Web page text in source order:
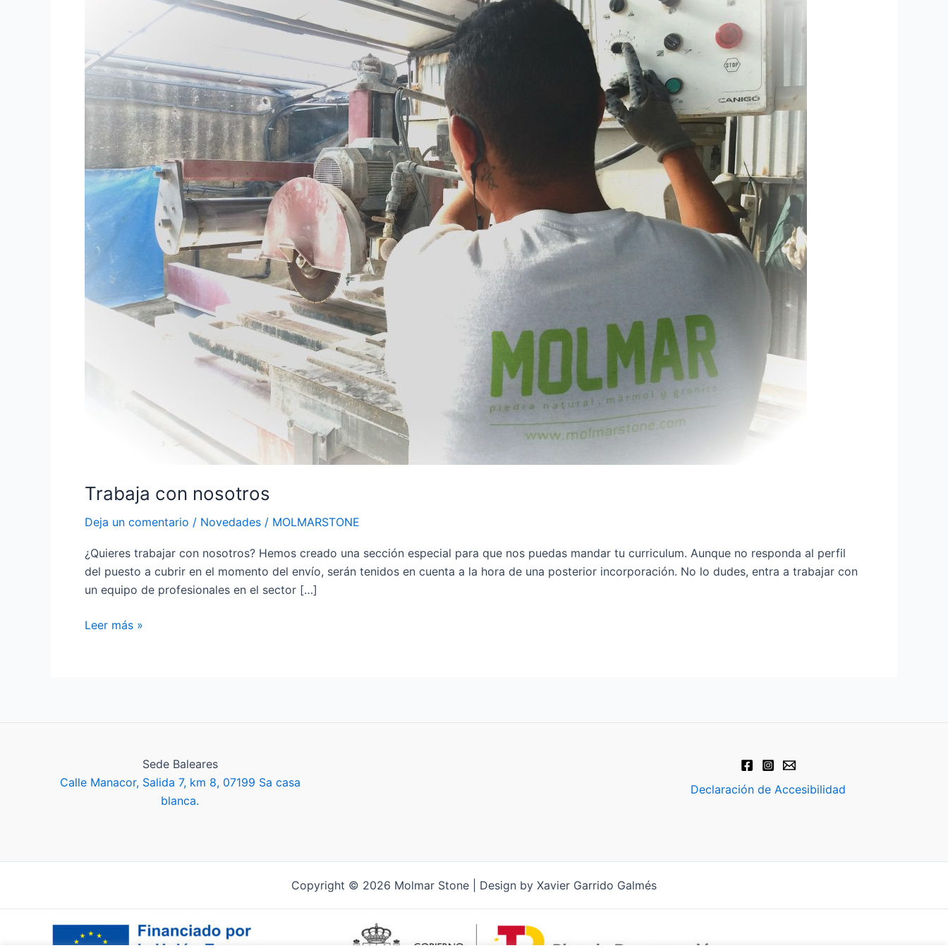
Trabaja con nosotros
Deja un comentario / Novedades / MOLMARSTONE
¿Quieres trabajar con nosotros? Hemos creado una sección especial para que nos puedas mandar tu curriculum. Aunque no responda al perfil
del puesto a cubrir en el momento del envío, serán tenidos en cuenta a la hora de una posterior incorporación. No lo dudes, entra a trabajar con
un equipo de profesionales en el sector […]
Leer más »
Sede Baleares
Calle Manacor, Salida 7, km 8, 07199 Sa casa
blanca.
Declaración de Accesibilidad
Copyright © 2026 Molmar Stone | Design by Xavier Garrido Galmés